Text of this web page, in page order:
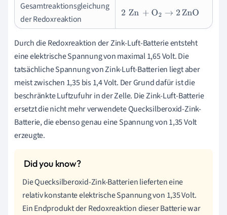
Gesamtreaktionsgleichung
der Redoxreaktion
2 Zn+O2→2ZnO
Durch die Redoxreaktion der Zink-Luft-Batterie entsteht
eine elektrische Spannung von maximal 1,65 Volt. Die
tatsächliche Spannung von Zink-Luft-Batterien liegt aber
meist zwischen 1,35 bis 1,4 Volt. Der Grund dafür ist die
beschränkte Luftzufuhr in der Zelle. Die Zink-Luft-Batterie
ersetzt die nicht mehr verwendete Quecksilberoxid-Zink-
Batterie, die ebenso genau eine Spannung von 1,35 Volt
erzeugte.
Die Quecksilberoxid-Zink-Batterien lieferten eine
relativ konstante elektrische Spannung von 1,35 Volt.
Ein Endprodukt der Redoxreaktion dieser Batterie war